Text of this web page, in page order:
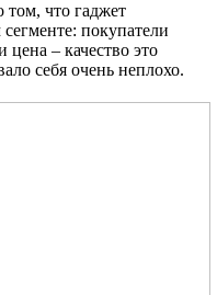
том, что гаджет
покупатели
– качество это
себя очень неплохо.